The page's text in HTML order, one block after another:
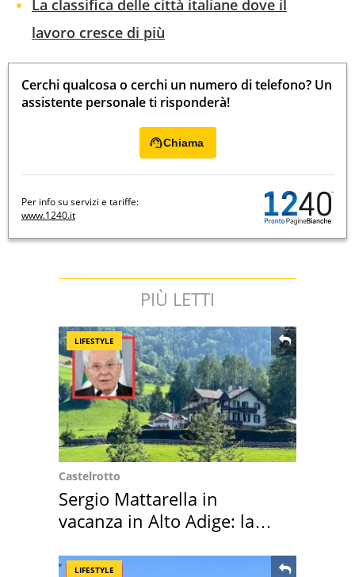
La classifica delle città italiane dove il
lavoro cresce di più
Cerchi qualcosa o cerchi un numero di telefono? Un
assistente personale ti risponderà!
Chiama
Per info su servizi e tariffe:
www.1240.it
PIÙ LETTI
LIFESTYLE
Castelrotto
Sergio Mattarella in
vacanza in Alto Adige: la
LIFESTYLE